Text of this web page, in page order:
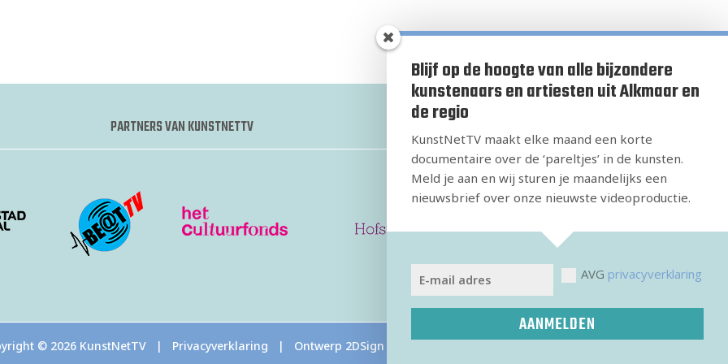
PARTNERS VAN KUNSTNETTV
© 2026 KunstNetTV | Privacyverklaring | Ontwerp 2DSign
Blijf op de hoogte van alle bijzondere
kunstenaars en artiesten uit Alkmaar en
de regio
KunstNetTV maakt elke maand een korte
documentaire over de ‘pareltjes’ in de kunsten.
Meld je aan en wij sturen je maandelijks een
nieuwsbrief over onze nieuwste videoproductie.
AVG privacyverklaring
AANMELDEN